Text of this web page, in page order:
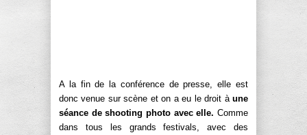
A la fin de la conférence de presse, elle est
donc venue sur scène et on a eu le droit à une
séance de shooting photo avec elle. Comme
dans tous les grands festivals, avec des